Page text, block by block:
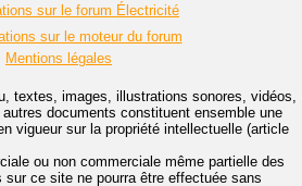
sur le forum Électricité
sur le moteur du forum
Mentions légales
textes, images, illustrations sonores, vidéos,
documents constituent ensemble une
vigueur sur la propriété intellectuelle (article
ou non commerciale même partielle des
sur ce site ne pourra être effectuée sans